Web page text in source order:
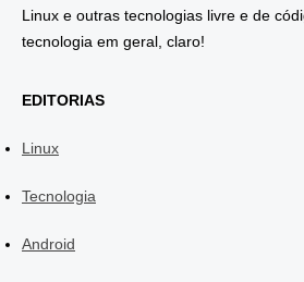
Linux e outras tecnologias livre e de
tecnologia em geral, claro!
EDITORIAS
Linux
Tecnologia
Android